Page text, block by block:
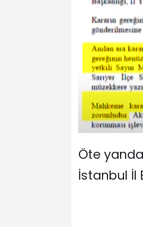
Öte
İstanbul İl